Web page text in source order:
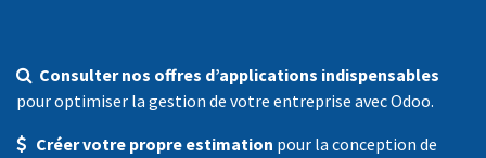
Consulter nos offres d’applications indispensables
pour optimiser la gestion de votre entreprise avec Odoo.
Créer votre propre estimation pour la conception de